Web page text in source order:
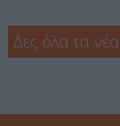
Δες όλα τα νέα